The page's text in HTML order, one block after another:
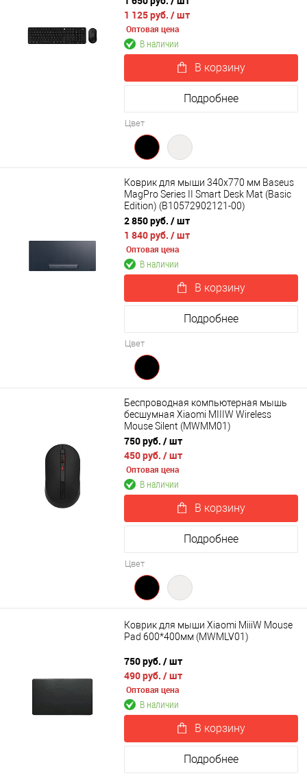
1 125 руб. / шт
Оптовая цена
В наличии
В корзину
Подробнее
Цвет
Коврик для мыши 340x770 мм Baseus
MagPro Series II Smart Desk Mat (Basic
Edition) (B10572902121-00)
2 850 руб. / шт
1 840 руб. / шт
Оптовая цена
В наличии
В корзину
Подробнее
Цвет
Беспроводная компьютерная мышь
бесшумная Xiaomi MIIIW Wireless
Mouse Silent (MWMM01)
750 руб. / шт
450 руб. / шт
Оптовая цена
В наличии
В корзину
Подробнее
Цвет
Коврик для мыши Xiaomi MiiiW Mouse
Pad 600*400мм (MWMLV01)
750 руб. / шт
490 руб. / шт
Оптовая цена
В наличии
В корзину
Подробнее